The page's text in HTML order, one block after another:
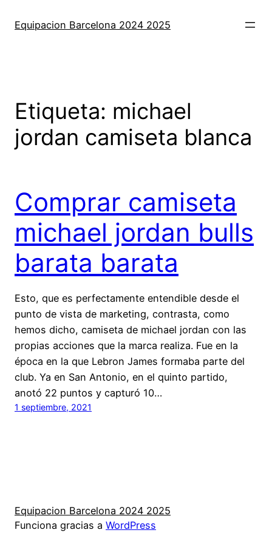
Equipacion Barcelona 2024 2025
Etiqueta: michael
jordan camiseta blanca
Comprar camiseta
michael jordan bulls
barata barata
Esto, que es perfectamente entendible desde el
punto de vista de marketing, contrasta, como
hemos dicho, camiseta de michael jordan con las
propias acciones que la marca realiza. Fue en la
época en la que Lebron James formaba parte del
club. Ya en San Antonio, en el quinto partido,
anotó 22 puntos y capturó 10…
1 septiembre, 2021
Equipacion Barcelona 2024 2025
Funciona gracias a WordPress